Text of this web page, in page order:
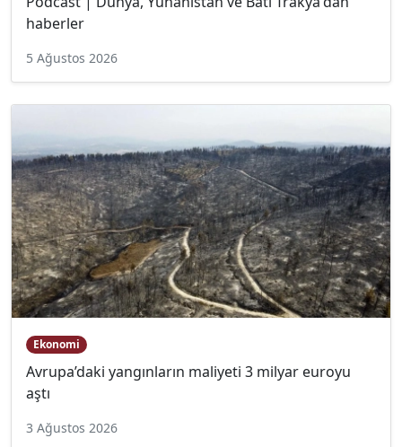
haberler
5 Ağustos 2026
Ekonomi
Avrupa’daki yangınların maliyeti 3 milyar euroyu
aştı
3 Ağustos 2026